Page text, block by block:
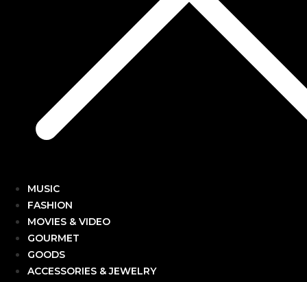
MUSIC
FASHION
MOVIES & VIDEO
GOURMET
GOODS
ACCESSORIES & JEWELRY